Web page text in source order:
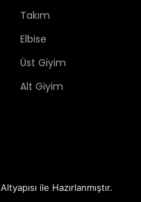
Takım
Elbise
Üst Giyim
Alt Giyim
Altyapısı ile Hazırlanmıştır.